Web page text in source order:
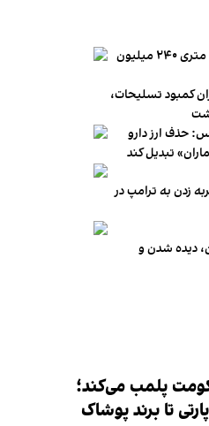
میانگین قیمت مسکن در تهران به متری ۲۴۰ میلیون
کمبود تسلیحات،
حذف ارز دارو
زدن به ترامپ در
دیده شدن و
پلمب می‌کند؛
تا برند پوشاک